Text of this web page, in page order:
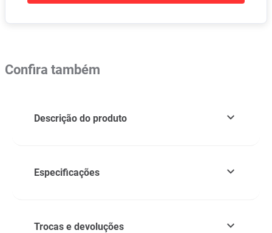
Confira também
Descrição do produto
Especificações
Trocas e devoluções